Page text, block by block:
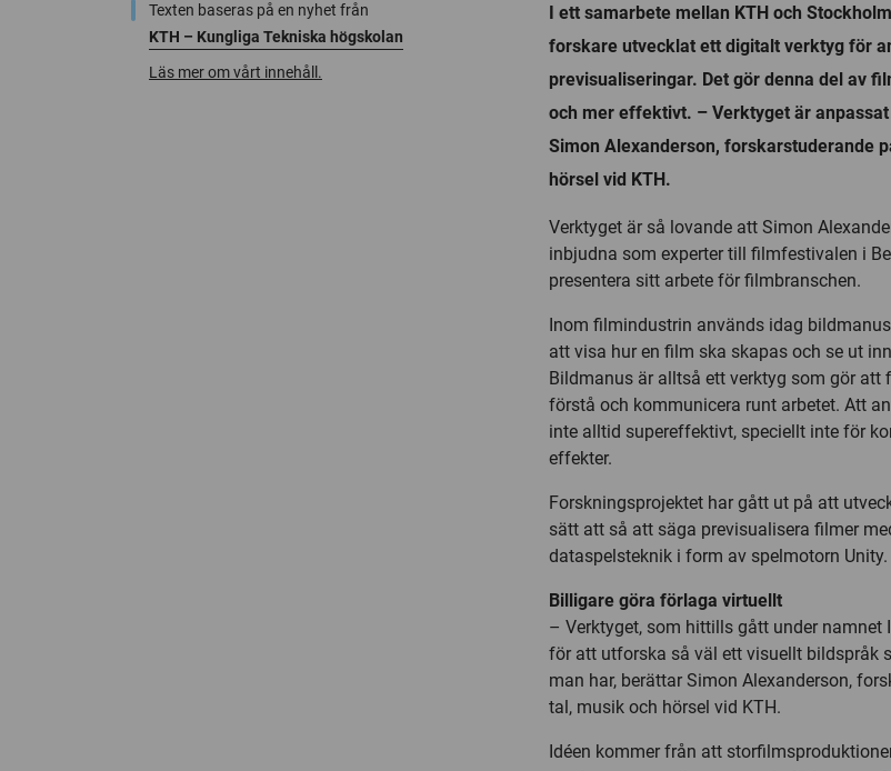
Texten baseras på en nyhet från
KTH – Kungliga Tekniska högskolan
Läs mer om vårt innehåll.
I ett samarbete mellan KTH och
forskare utvecklat ett digitalt verktyg för
previsualiseringar. Det gör denna del av
och mer effektivt. – Verktyget är
Simon Alexanderson, forskarstuderande
hörsel vid KTH.
Verktyget är så lovande att Simon
inbjudna som experter till filmfestivalen i
presentera sitt arbete för filmbranschen.
Inom filmindustrin används idag
att visa hur en film ska skapas och se ut
Bildmanus är alltså ett verktyg som gör att
förstå och kommunicera runt arbetet. Att
inte alltid supereffektivt, speciellt inte för
effekter.
Forskningsprojektet har gått ut på att
sätt att så att säga previsualisera filmer
dataspelsteknik i form av spelmotorn Unity.
Billigare göra förlaga virtuellt
– Verktyget, som hittills gått under namnet
för att utforska så väl ett visuellt bildspråk
man har, berättar Simon Alexanderson,
tal, musik och hörsel vid KTH.
Idéen kommer från att